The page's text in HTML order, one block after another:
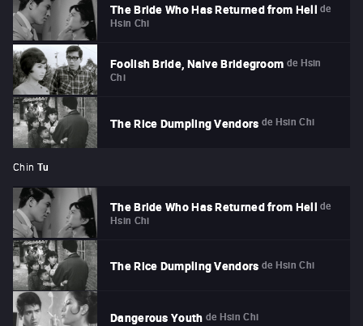
The Bride Who Has Returned from Hell de
Hsin Chi
Foolish Bride, Naive Bridegroom de Hsin
Chi
The Rice Dumpling Vendors de Hsin Chi
Chin Tu
The Bride Who Has Returned from Hell de
Hsin Chi
The Rice Dumpling Vendors de Hsin Chi
Dangerous Youth de Hsin Chi